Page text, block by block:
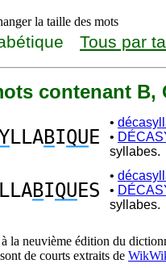
la taille des mots
Tous par
contenant B,
LLABIQUE
•
•
syllabes.
LLABIQUES
•
•
syllabes.
la neuvième édition du
de courts extraits de